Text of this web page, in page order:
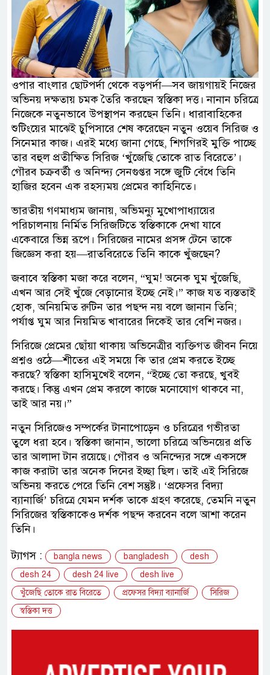
ওপার বাংলার ছোটপর্দা থেকে বড়পর্দা—সব জায়গায়ই নিজের
অভিনয় দক্ষতায় চমক তৈরি করছেন স্বস্তিকা দত্ত। নানান চরিত্রে
নিজেকে নতুনভাবে উপস্থাপন করছেন তিনি। ধারাবাহিকের
শুটিংয়ের মাঝেই চুপিসারে শেষ করেছেন নতুন ওয়েব সিরিজ ও
সিনেমার কাজ। এরই মধ্যে জানা গেছে, শিগগিরই মুক্তি পাচ্ছে
তার বহুল প্রতীক্ষিত সিরিজ ‘খুঁজেছি তোকে রাত বিরেতে’।
গৌরব চক্রবর্তী ও অনিন্দ্য সেনগুপ্তর সঙ্গে জুটি বেঁধে তিনি
হাজির হবেন এক রহস্যময় প্রেমের কাহিনিতে।
ভারতীয় গণমাধ্যম জানায়, অভিমন্যু মুখোপাধ্যায়ের
পরিচালনায় নির্মিত সিরিজটিতে স্বস্তিকাকে দেখা যাবে
একেবারে ভিন্ন রূপে। সিরিজের নামের প্রসঙ্গ টেনে তাকে
জিজ্ঞেস করা হয়—রাতবিরেতে তিনি কাকে খুঁজছেন?
জবাবে স্বস্তিকা মজা করে বলেন, “ঘুম! অনেক ঘুম খুঁজেছি,
এখন আর সেই খুঁজে বেড়ানোর ইচ্ছে নেই।” কাজ যত ব্যস্ততাই
হোক, অনিয়মিত রুটিন তার পছন্দ নয় বলে জানান তিনি;
পর্যাপ্ত ঘুম আর নিয়মিত খাবারের দিকেই তার বেশি নজর।
সিরিজে প্রেমের ছোঁয়া থাকায় অভিনেত্রীর ব্যক্তিগত জীবন নিয়ে
প্রশ্নও ওঠে—শীতের এই সময়ে কি তার প্রেম করতে ইচ্ছে
করছে? স্বস্তিকা হাসিমুখেই বলেন, “ইচ্ছে তো করছে, খুবই
করছে। কিন্তু এখন প্রেম করলে কাজে মনোযোগ থাকবে না,
তাই আর নয়।”
নতুন সিরিজেও সম্পর্কের টানাপোড়েন ও চরিত্রের গভীরতা
তুলে ধরা হবে। স্বস্তিকা জানান, ভালো চরিত্রে অভিনয়ের প্রতি
তার আলাদা টান রয়েছে। গৌরব ও অনিন্দ্যের সঙ্গে একসঙ্গে
কাজ করাটা তার অনেক দিনের ইচ্ছা ছিল। তাই এই সিরিজে
অভিনয় করতে পেরে তিনি বেশ সন্তুষ্ট। ‘প্রফেসর বিদ্যা
ব্যানার্জি’ চরিত্রে যেমন দর্শক তাকে গ্রহণ করেছে, তেমনি নতুন
সিরিজের স্বস্তিকাকেও দর্শক পছন্দ করবেন বলে আশা করেন
তিনি।
ট্যাগস :
bangla news bangladesh
desh
desh 24
desh 24 live
desh live
খুঁজেছি তোকে রাত বিরেতে
প্রফেসর বিদ্যা ব্যানার্জি
সিরিজ
স্বস্তিকা দত্ত